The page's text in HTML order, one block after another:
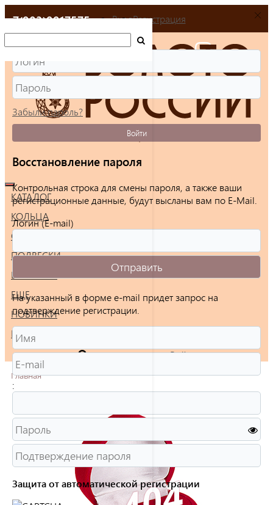
+7(903)9917575
КАТАЛОГ
КОЛЬЦА
СЕРЬГИ
ПОДВЕСКИ
БРАСЛЕТЫ
ЕЩЕ
НОВИНКИ
РАСПРОДАЖА
Войти
Главная
ВходРегистрация
Забыли пароль?
Войти
Восстановление пароля
Контрольная строка для смены пароля, а также ваши
регистрационные данные, будут высланы вам по E-Mail.
Логин (E-mail)
На указанный в форме e-mail придет запрос на
подтверждение регистрации.
:
Защита от автоматической регистрации